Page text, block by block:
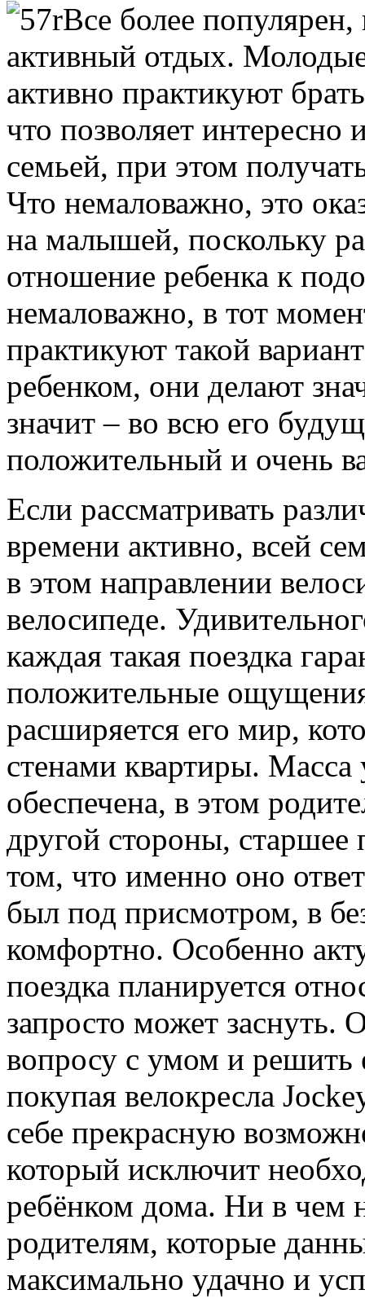
Все более
активный отдых.
активно практикуют
что позволяет интересно
семьей, при этом
Что немаловажно, это
на малышей, поскольку
отношение ребенка к
немаловажно, в тот
практикуют такой
ребенком, они делают
значит – во всю его
положительный и очень
Если рассматривать
времени активно, всей
в этом направлении
велосипеде.
каждая такая поездка
положительные
расширяется его мир,
стенами квартиры. Масса
обеспечена, в этом
другой стороны,
том, что именно оно
был под присмотром, в
комфортно. Особенно
поездка планируется
запросто может заснуть.
вопросу с умом и решить
покупая велокресла
себе прекрасную
который исключит
ребёнком дома. Ни в чем
родителям, которые
максимально удачно и